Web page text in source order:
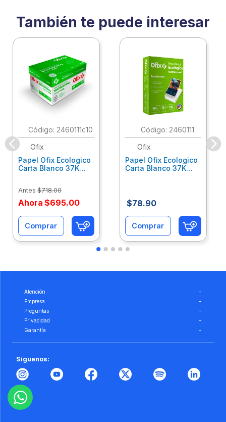
También te puede interesar
: 2460111c10
Ofix
Papel Ofix Ecologico
Carta Blanco 37K
Antes $718.00
Ahora $695.00
Comprar
: 2460111
Ofix
Papel Ofix Ecologico
Carta Blanco 37K
$78.90
Comprar
Atención
+
Empresa
+
Preguntas
+
Privacidad
+
Garantía
+
Síguenos: